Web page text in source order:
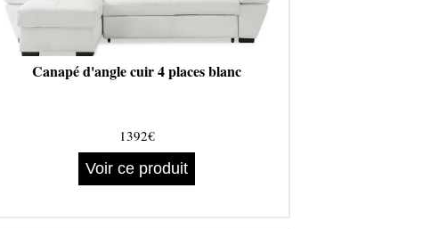
Canapé d'angle cuir 4 places blanc
1392€
Voir ce produit